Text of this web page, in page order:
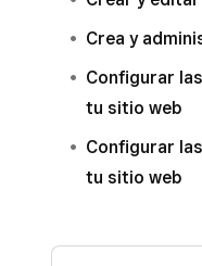
Crea y
Configurar
tu sitio web
Configurar
tu sitio web